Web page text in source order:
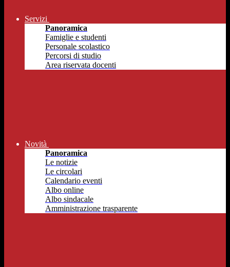
Servizi
Panoramica
Famiglie e studenti
Personale scolastico
Percorsi di studio
Area riservata docenti
Novità
Panoramica
Le notizie
Le circolari
Calendario eventi
Albo online
Albo sindacale
Amministrazione trasparente